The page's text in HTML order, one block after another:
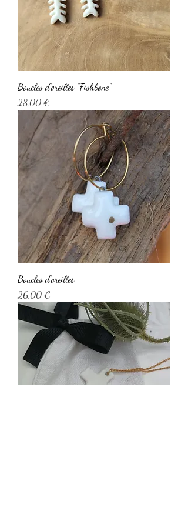
Boucles d'oreilles "Fishbone"
Prix
28,00 €
Boucles d'oreilles
Prix
26,00 €